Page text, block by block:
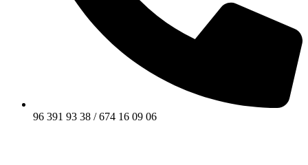
96 391 93 38 / 674 16 09 06